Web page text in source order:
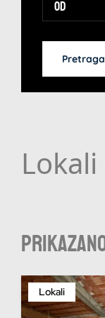
Pretraga
Lokali